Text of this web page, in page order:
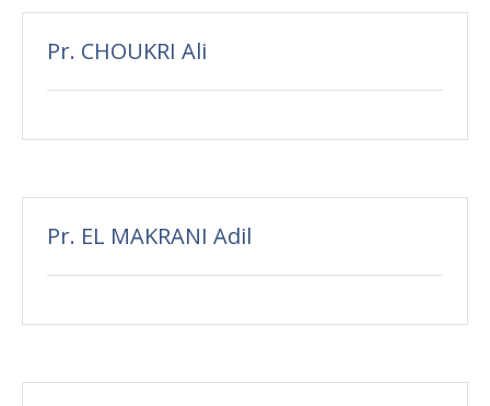
Pr. CHOUKRI Ali
Pr. EL MAKRANI Adil